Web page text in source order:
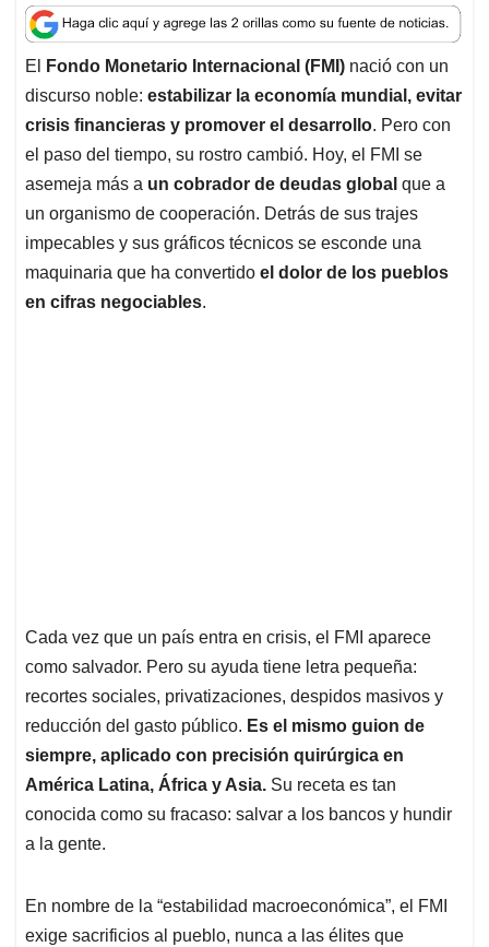
a
t
s
A
p
p
c
e
b
o
o
k
n
k
e
d
I
n
a
i
l
r
e
a
d
s
El Fondo Monetario Internacional (FMI) nació con un
discurso noble: estabilizar la economía mundial, evitar
crisis financieras y promover el desarrollo. Pero con
el paso del tiempo, su rostro cambió. Hoy, el FMI se
asemeja más a un cobrador de deudas global que a
un organismo de cooperación. Detrás de sus trajes
impecables y sus gráficos técnicos se esconde una
maquinaria que ha convertido el dolor de los pueblos
en cifras negociables.
Cada vez que un país entra en crisis, el FMI aparece
como salvador. Pero su ayuda tiene letra pequeña:
recortes sociales, privatizaciones, despidos masivos y
reducción del gasto público. Es el mismo guion de
siempre, aplicado con precisión quirúrgica en
América Latina, África y Asia. Su receta es tan
conocida como su fracaso: salvar a los bancos y hundir
a la gente.
En nombre de la “estabilidad macroeconómica”, el FMI
exige sacrificios al pueblo, nunca a las élites que